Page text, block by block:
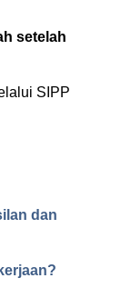
setelah
SIPP
dan